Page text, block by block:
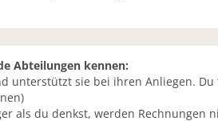
Abteilungen kennen:
unterstützt sie bei ihren Anliegen.
als du denkst, werden Rechnungen